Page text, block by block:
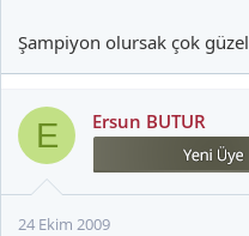
Şampiyon olursak çok
E Ersun BUTUR
24 Ekim 2009